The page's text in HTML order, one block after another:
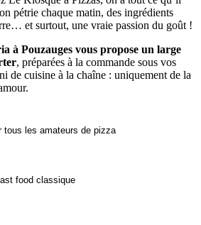
pétrie chaque matin, des ingrédients
et surtout, une vraie passion du goût !
à Pouzauges vous propose un large
, préparées à la commande sous vos
de cuisine à la chaîne : uniquement de la
tous les amateurs de pizza
food classique